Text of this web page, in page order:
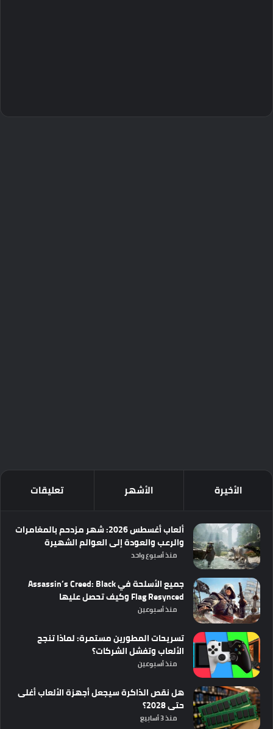
الأخيرة الأشهر تعليقات
ألعاب أغسطس 2026: شهر مزدحم بالمغامرات
والرعب والعودة إلى العوالم الشهيرة
منذ أسبوع واحد
جميع الأسلحة في Assassin’s Creed: Black
Flag Resynced وكيف تحصل عليها
منذ أسبوعين
تسريحات المطورين مستمرة: لماذا تنجح
الألعاب وتفشل الشركات؟
منذ أسبوعين
هل نقص الذاكرة سيجعل أجهزة الألعاب أغلى
حتى 2028؟
منذ 3 أسابيع